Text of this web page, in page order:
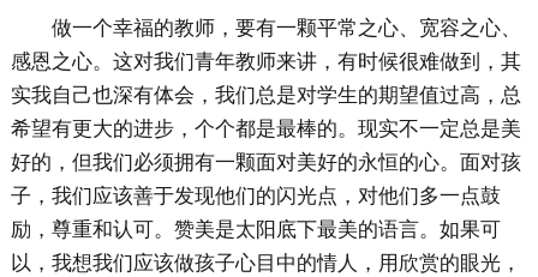
做一个幸福的教师，要有一颗平常之心、宽容之心、
感恩之心。这对我们青年教师来讲，有时候很难做到，其
实我自己也深有体会，我们总是对学生的期望值过高，总
希望有更大的进步，个个都是最棒的。现实不一定总是美
好的，但我们必须拥有一颗面对美好的永恒的心。面对孩
子，我们应该善于发现他们的闪光点，对他们多一点鼓
励，尊重和认可。赞美是太阳底下最美的语言。如果可
以，我想我们应该做孩子心目中的情人，用欣赏的眼光，